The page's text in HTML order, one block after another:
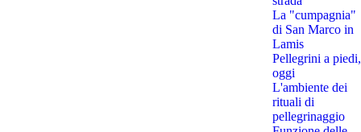
La "cumpagnia"
di San Marco in
Lamis
Pellegrini a piedi,
oggi
L'ambiente dei
rituali di
pellegrinaggio